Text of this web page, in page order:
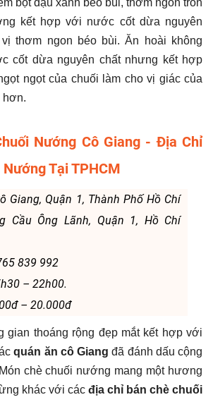
bột đậu xanh béo bùi, thơm ngon tròn
kết hợp với nước cốt dừa nguyên
thơm ngon béo bùi. Ăn hoài không
cốt dừa nguyên chất nhưng kết hợp
ngọt của chuối làm cho vị giác của
hơn.
Nướng Cô Giang - Địa Chỉ
Tại TPHCM
Giang, Quận 1, Thành Phố Hồ Chí
Cầu Ông Lãnh, Quận 1, Hồ Chí
839 992
– 22h00.
– 20.000đ
gian thoáng rộng đẹp mắt kết hợp với
quán ăn cô Giang đã đánh dấu cộng
chè chuối nướng mang một hương
khác với các địa chỉ bán chè chuối